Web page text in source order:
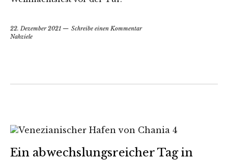
22. Dezember 2021
Schreibe einen Kommentar
Nahziele
Ein abwechslungsreicher Tag in